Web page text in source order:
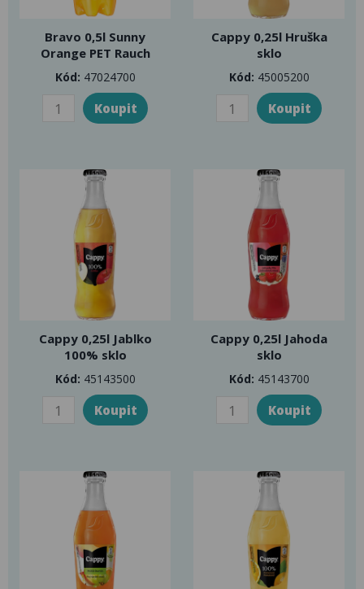
Bravo 0,5l Sunny
Orange PET Rauch
Kód: 47024700
Cappy 0,25l Hruška
sklo
Kód: 45005200
Cappy 0,25l Jablko
100% sklo
Kód: 45143500
Cappy 0,25l Jahoda
sklo
Kód: 45143700